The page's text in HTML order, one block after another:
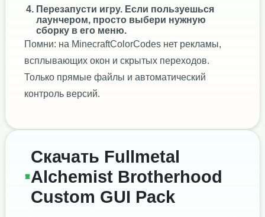
Перезапусти игру. Если пользуешься
лаунчером, просто выбери нужную
сборку в его меню.
Помни: на MinecraftColorCodes нет рекламы,
всплывающих окон и скрытых переходов.
Только прямые файлы и автоматический
контроль версий.
Скачать Fullmetal
Alchemist Brotherhood
Custom GUI Pack